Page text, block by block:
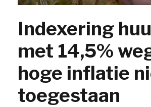
Indexering
met 14,5%
hoge inflatie
toegestaan